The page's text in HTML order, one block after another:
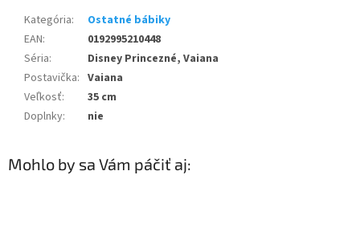
Kategória:
Ostatné bábiky
EAN:
0192995210448
Séria:
Disney Princezné, Vaiana
Postavička: Vaiana
Veľkosť:
35 cm
Doplnky: nie
Mohlo by sa Vám páčiť aj: